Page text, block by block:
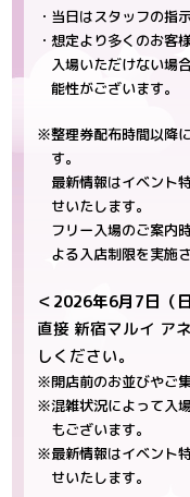
・当日はスタッフの指
・想定より多くのお客
入場いただけない場
能性がございます。
※整理券配布時間以降
す。
最新情報はイベント
せいたします。
フリー入場のご案内
よる入店制限を実施
＜2026年6月7日（
直接 新宿マルイ ア
しください。
※開店前のお並びやご
※混雑状況によって入
もございます。
※最新情報はイベント
せいたします。